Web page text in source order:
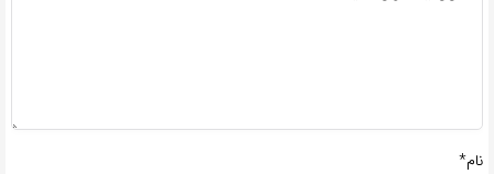
نام*